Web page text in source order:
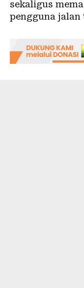
sekaligus
pengguna jalan